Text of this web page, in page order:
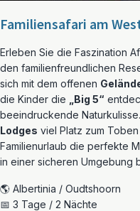
Familiensafari am
Erleben Sie die Faszination
den familienfreundlichen
sich mit dem offenen
die Kinder die
„Big 5“
beeindruckende
Lodges viel Platz zum
Familienurlaub die perfekte
in einer sicheren Umgebung
🌎 Albertinia / Oudtshoorn
📅 3 Tage / 2 Nächte